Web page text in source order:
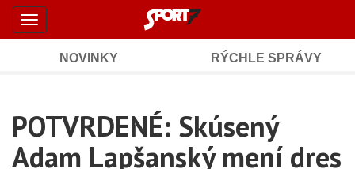
Šport7.sk
-
spravodajstvo
Skočiť
hlavný
Toggle
navigation
Navigation
NOVINKY RÝCHLE SPRÁVY
Main
Content
POTVRDENÉ: Skúsený
Adam Lapšanský mení dres